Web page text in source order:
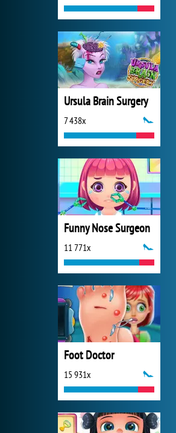
Ursula Brain Surgery
7 438x
Funny Nose Surgeon
11 771x
Foot Doctor
15 931x